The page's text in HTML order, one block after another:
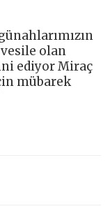
olan
ediyor Miraç
mübarek